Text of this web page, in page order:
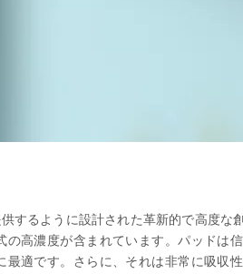
するように設計された革新的で高度な
高濃度が含まれています。パッドは
適です。さらに、それは非常に吸収